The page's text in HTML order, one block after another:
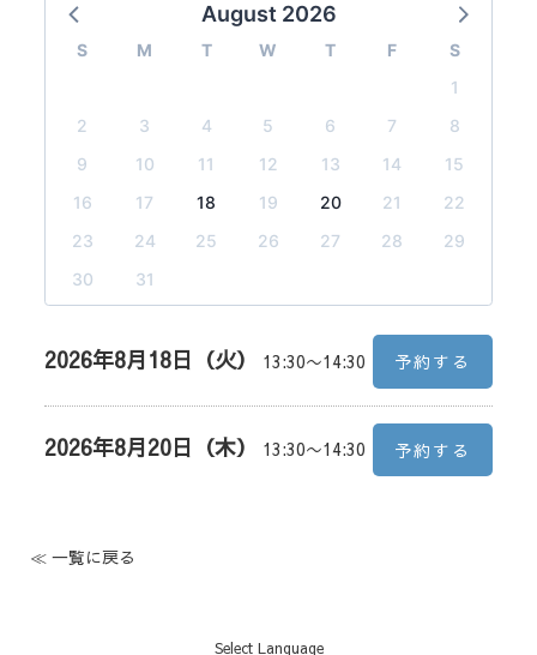
August 2026
S M T W T F
S
1
2
3 4 5 6 7
8
9
10 11 12 13 14
15
16
17 18 19 20 21
22
23
24 25 26 27 28
29
30
31
2026年8月18日（火） 13:30〜14:30 予約する
2026年8月20日（木） 13:30〜14:30 予約する
≪ 一覧に戻る
Select Language